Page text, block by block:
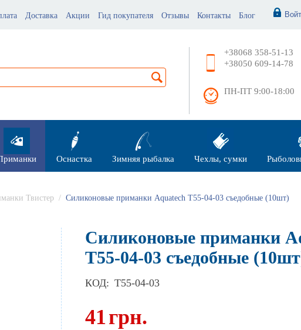
Доставка Акции Гид покупателя Отзывы Контакты Блог
+38068 358-51-13
+38050 609-14-78
ПН-ПТ 9:00-18:00
Оснастка Зимняя рыбалка Чехлы, сумки
Твистер / Силиконовые приманки Aquatech Т55-04-03 съедобные (10шт)
Силиконовые приманки
Т55-04-03 съедобные
КОД: T55-04-03
41грн.